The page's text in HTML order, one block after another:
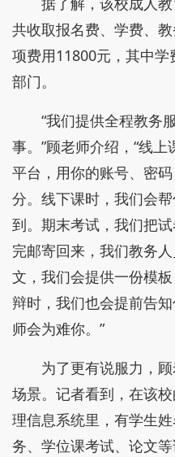
共收取报名费、学费、
项费用11800元，其中
部门。
“我们提供全程教务
事。”顾老师介绍，“线
平台，用你的账号、密
分。线下课时，我们会
到。期末考试，我们把
完邮寄回来，我们教务
文，我们会提供一份模
辩时，我们也会提前告
师会为难你。”
为了更有说服力，
场景。记者看到，在该
理信息系统里，有学生
务、学位课考试、论文